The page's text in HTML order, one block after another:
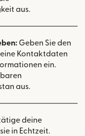
aus.
Geben Sie den
Kontaktdaten
ein.
aus.
deine
in Echtzeit.